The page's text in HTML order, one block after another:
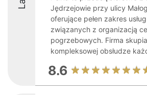
Jędrzejowie przy ulicy
oferujące pełen zakres usług
związanych z organizacją
pogrzebowych. Firma
kompleksowej obsłudze
8.6